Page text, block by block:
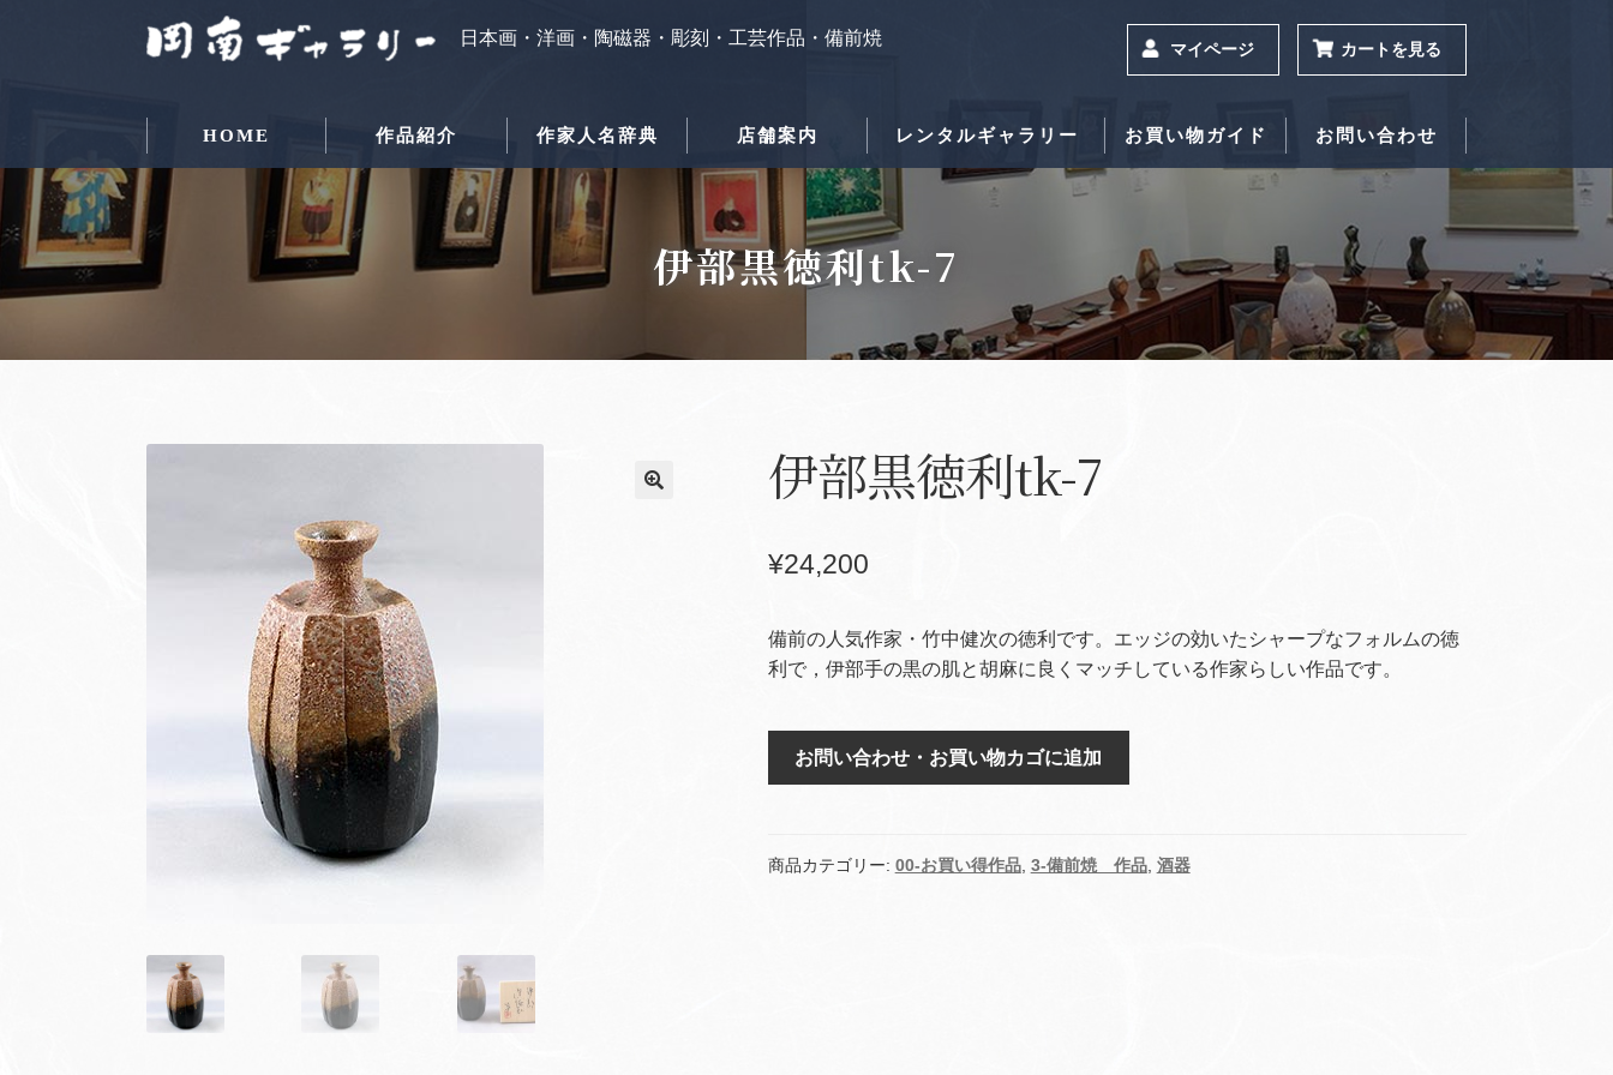
日本画・洋画・陶磁器・彫刻・工芸作品・備前焼
マイページ カートを見る
HOME 作品紹介 作家人名辞典 店舗案内 レンタルギャラリー お買い物ガイド お問い合わせ
伊部黒徳利tk-7
伊部黒徳利tk-7
¥24,200
備前の人気作家・竹中健次の徳利です。エッジの効いたシャープなフォルムの徳
利で，伊部手の黒の肌と胡麻に良くマッチしている作家らしい作品です。
利
お問い合わせ・お買い物カゴに追加
商品カテゴリー: 00-お買い得作品, 3-備前焼 作品, 酒器